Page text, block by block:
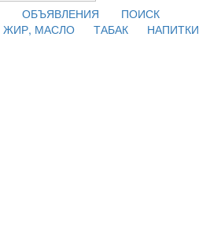
ОБЪЯВЛЕНИЯ
ПОИСК
ЖИР, МАСЛО ТАБАК НАПИТКИ